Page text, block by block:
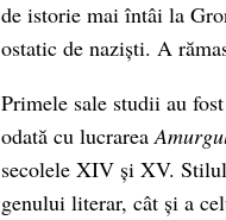
de istorie mai întâi la
ostatic de naziști. A
Primele sale studii au
odată cu lucrarea
secolele XIV și XV.
genului literar, cât și a